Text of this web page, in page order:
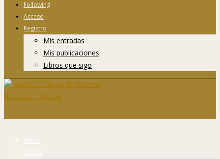
Following
Acceso
Registro
Mis entradas
Mis publicaciones
Libros que sigo
Inicio
Libros